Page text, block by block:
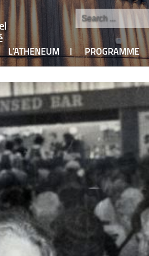
L’ATHENEUM PROGRAMME